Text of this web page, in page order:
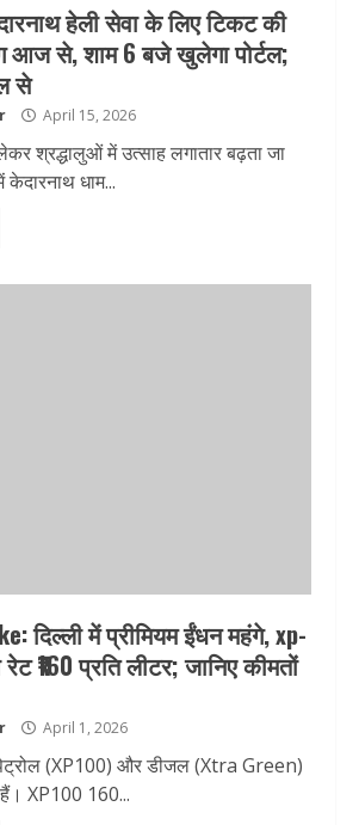
हेली सेवा के लिए टिकट की
आज से, शाम 6 बजे खुलेगा पोर्टल;
से
April 15, 2026
श्रद्धालुओं में उत्साह लगातार बढ़ता जा
धाम...
दिल्ली में प्रीमियम ईंधन महंगे, xp-
₹160 प्रति लीटर; जानिए कीमतों
April 1, 2026
पेट्रोल (XP100) और डीजल (Xtra Green)
हैं। XP100 160...